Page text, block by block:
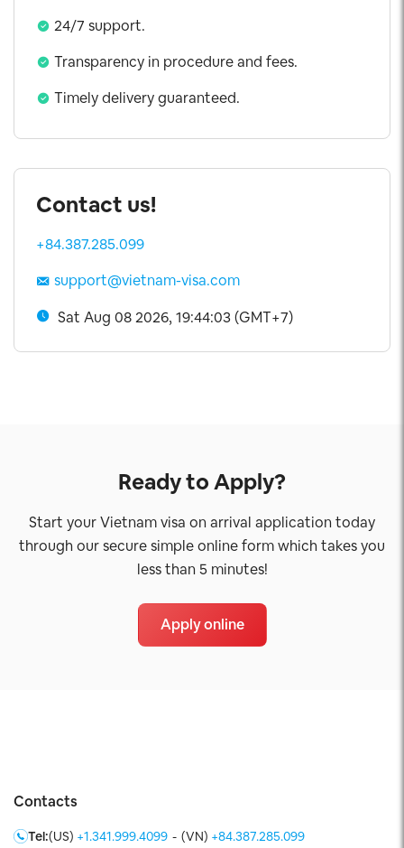
24/7 support.
Transparency in procedure and fees.
Timely delivery guaranteed.
Contact us!
+84.387.285.099
support@vietnam-visa.com
Sat Aug 08 2026, 19:44:04 (GMT+7)
Ready to Apply?
Start your Vietnam visa on arrival application today
through our secure simple online form which takes you
less than 5 minutes!
Apply online
Contacts
Tel:(US) +1.341.999.4099 - (VN) +84.387.285.099